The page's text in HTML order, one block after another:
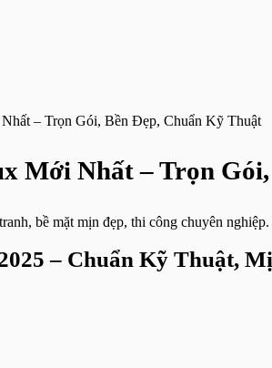
– Trọn Gói, Bền Đẹp, Chuẩn Kỹ Thuật
Mới Nhất – Trọn
bề mặt mịn đẹp, thi công chuyên
– Chuẩn Kỹ Thuật,